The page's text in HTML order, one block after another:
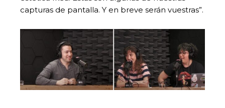
capturas de pantalla. Y en breve serán vuestras”.